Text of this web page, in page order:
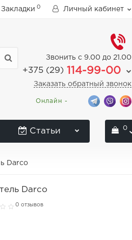
Закладки 0 Личный кабинет
Звонить с 9.00 до 21.00
+375 (29) 114-99-00
Заказать обратный звонок
Онлайн -
Статьи 0
Darco
Darco
0 отзывов